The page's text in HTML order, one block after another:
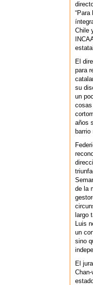
“Para
Chile
El
para
su
un
cosas
años
de la
largo
Luis
un
sino
El